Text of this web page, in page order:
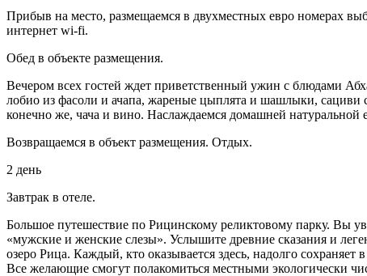
Прибыв на место, размещаемся в двухместных евро номерах
интернет wi-fi.
Обед в объекте размещения.
Вечером всех гостей ждет приветственный ужин с блюдами
лобио из фасоли и ачапа, жареные цыплята и шашлыки, сациви
конечно же, чача и вино. Наслаждаемся домашней
Возвращаемся в объект размещения. Отдых.
2 день
Завтрак в отеле.
Большое путешествие по Рицинскому реликтовому парку. Вы
«мужские и женские слезы». Услышите древние сказания и
озеро Рица. Каждый, кто оказывается здесь, надолго
Все желающие смогут полакомиться местными экологически